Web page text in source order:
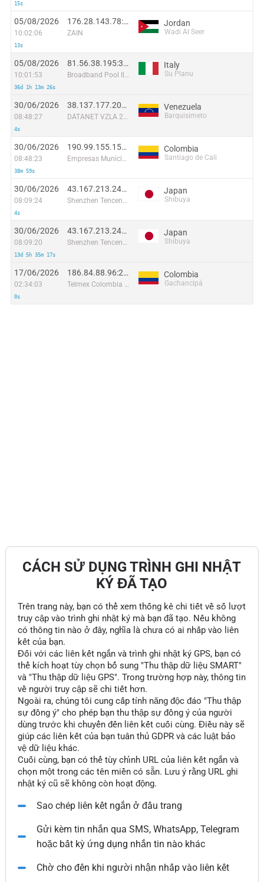
15s
05/08/2026
10:02:06
13s
176.28.143.78:38954
ZAIN
Jordan
Wadi Al Seer
05/08/2026
10:01:53
36d 1h 13m 26s
81.56.38.195:38504
Broadband Pool Iliad Italia
Italy
Su Planu
30/06/2026
08:48:27
4s
38.137.177.201:58116
DATANET VZLA 2021, C.A
Venezuela
Barquisimeto
30/06/2026
08:48:23
38m 59s
190.99.155.159:49930
Empresas Municipales De Cali E.i.c.e. E.S.P.
Colombia
Santiago de Cali
30/06/2026
08:09:24
4s
43.167.213.243:17349
Shenzhen Tencent Computer Systems Company Limited
Japan
Shibuya
30/06/2026
08:09:20
13d 5h 35m 17s
43.167.213.243:41699
Shenzhen Tencent Computer Systems Company Limited
Japan
Shibuya
17/06/2026
02:34:03
0s
186.84.88.96:21936
Telmex Colombia S.A.
Colombia
Gachancipá
CÁCH SỬ DỤNG TRÌNH GHI NHẬT
KÝ ĐÃ TẠO
Trên trang này, bạn có thể xem thống kê chi tiết về số lượt
truy cập vào trình ghi nhật ký mà bạn đã tạo. Nếu không
có thông tin nào ở đây, nghĩa là chưa có ai nhấp vào liên
kết của bạn.
Đối với các liên kết ngắn và trình ghi nhật ký GPS, bạn có
thể kích hoạt tùy chọn bổ sung "Thu thập dữ liệu SMART"
và "Thu thập dữ liệu GPS". Trong trường hợp này, thông tin
về người truy cập sẽ chi tiết hơn.
Ngoài ra, chúng tôi cung cấp tính năng độc đáo "Thu thập
sự đồng ý" cho phép bạn thu thập sự đồng ý của người
dùng trước khi chuyển đến liên kết cuối cùng. Điều này sẽ
giúp các liên kết của bạn tuân thủ GDPR và các luật bảo
vệ dữ liệu khác.
Cuối cùng, bạn có thể tùy chỉnh URL của liên kết ngắn và
chọn một trong các tên miền có sẵn. Lưu ý rằng URL ghi
nhật ký cũ sẽ không còn hoạt động.
Sao chép liên kết ngắn ở đầu trang
Gửi kèm tin nhắn qua SMS, WhatsApp, Telegram
hoặc bất kỳ ứng dụng nhắn tin nào khác
Chờ cho đến khi người nhận nhấp vào liên kết